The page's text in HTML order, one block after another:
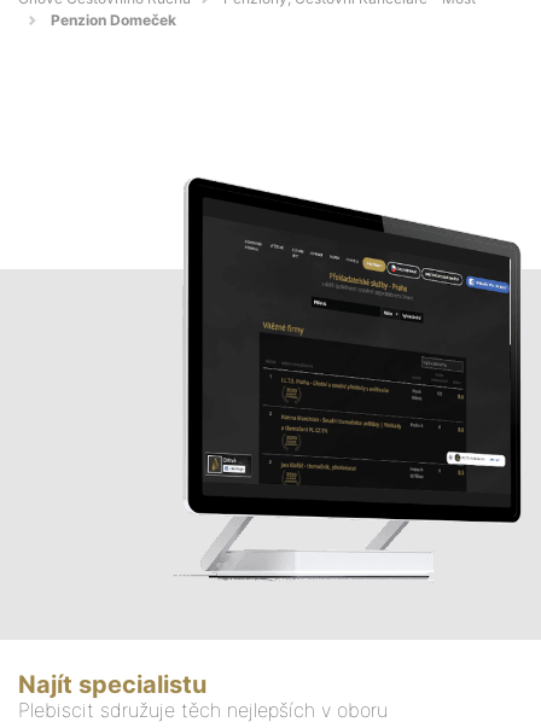
Penzion Domeček
Najít specialistu
Plebiscit sdružuje těch nejlepších v oboru